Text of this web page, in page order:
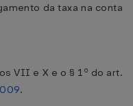
da taxa na conta
VII e X e o § 1º do art.
.